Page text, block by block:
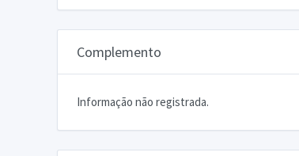
Complemento
Informação não registrada.